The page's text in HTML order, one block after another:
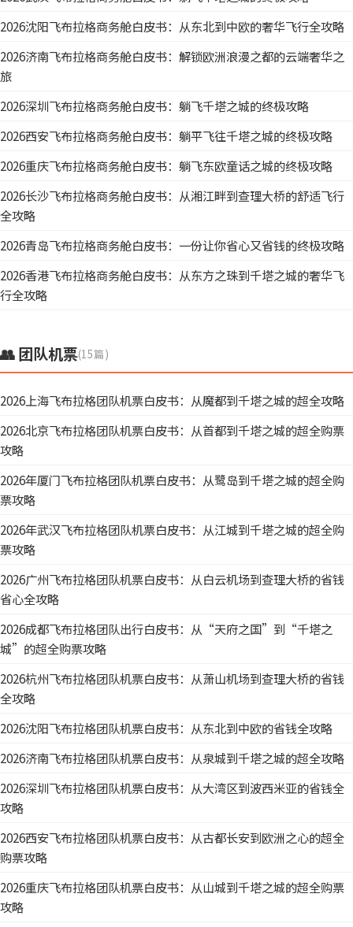
2026沈阳飞布拉格商务舱白皮书：从东北到中欧的奢华飞行全攻略
2026济南飞布拉格商务舱白皮书：解锁欧洲浪漫之都的云端奢华之
旅
2026深圳飞布拉格商务舱白皮书：躺飞千塔之城的终极攻略
2026西安飞布拉格商务舱白皮书：躺平飞往千塔之城的终极攻略
2026重庆飞布拉格商务舱白皮书：躺飞东欧童话之城的终极攻略
2026长沙飞布拉格商务舱白皮书：从湘江畔到查理大桥的舒适飞行
全攻略
2026青岛飞布拉格商务舱白皮书：一份让你省心又省钱的终极攻略
2026香港飞布拉格商务舱白皮书：从东方之珠到千塔之城的奢华飞
行全攻略
👥 团队机票(15篇)
2026上海飞布拉格团队机票白皮书：从魔都到千塔之城的超全攻略
2026北京飞布拉格团队机票白皮书：从首都到千塔之城的超全购票
攻略
2026年厦门飞布拉格团队机票白皮书：从鹭岛到千塔之城的超全购
票攻略
2026年武汉飞布拉格团队机票白皮书：从江城到千塔之城的超全购
票攻略
2026广州飞布拉格团队机票白皮书：从白云机场到查理大桥的省钱
省心全攻略
2026成都飞布拉格团队出行白皮书：从“天府之国”到“千塔之
城”的超全购票攻略
2026杭州飞布拉格团队机票白皮书：从萧山机场到查理大桥的省钱
全攻略
2026沈阳飞布拉格团队机票白皮书：从东北到中欧的省钱全攻略
2026济南飞布拉格团队机票白皮书：从泉城到千塔之城的超全攻略
2026深圳飞布拉格团队机票白皮书：从大湾区到波西米亚的省钱全
攻略
2026西安飞布拉格团队机票白皮书：从古都长安到欧洲之心的超全
购票攻略
2026重庆飞布拉格团队机票白皮书：从山城到千塔之城的超全购票
攻略